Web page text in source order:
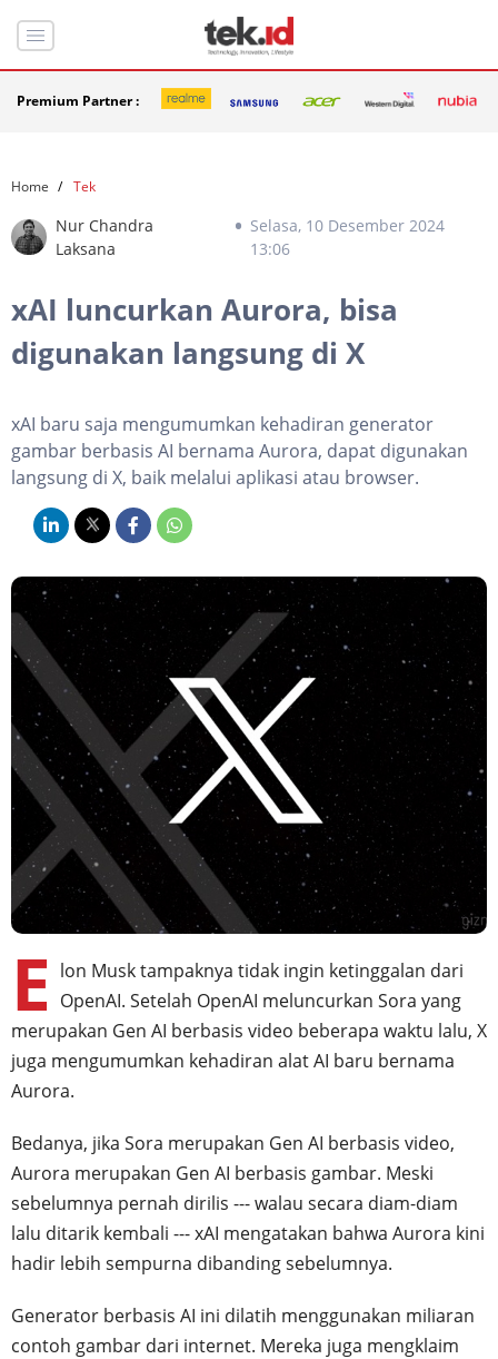
Premium Partner :
Home Tek
Nur Chandra
Laksana
Selasa, 10 Desember 2024
13:06
xAI luncurkan Aurora, bisa
digunakan langsung di X
xAI baru saja mengumumkan kehadiran generator
gambar berbasis AI bernama Aurora, dapat digunakan
langsung di X, baik melalui aplikasi atau browser.
E lon Musk tampaknya tidak ingin ketinggalan dari
OpenAI. Setelah OpenAI meluncurkan Sora yang
merupakan Gen AI berbasis video beberapa waktu lalu, X
juga mengumumkan kehadiran alat AI baru bernama
Aurora.
Bedanya, jika Sora merupakan Gen AI berbasis video,
Aurora merupakan Gen AI berbasis gambar. Meski
sebelumnya pernah dirilis --- walau secara diam-diam
lalu ditarik kembali --- xAI mengatakan bahwa Aurora kini
hadir lebih sempurna dibanding sebelumnya.
Generator berbasis AI ini dilatih menggunakan miliaran
contoh gambar dari internet. Mereka juga mengklaim